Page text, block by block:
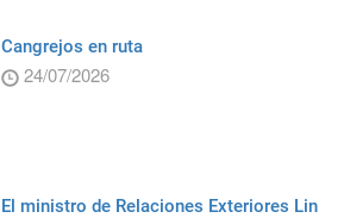
Cangrejos en ruta
24/07/2026
El ministro de Relaciones Exteriores Lin